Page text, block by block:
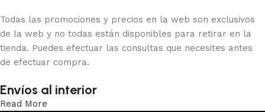
Todas las promociones y precios en la web son exclusivos
de la web y no todas están disponibles para retirar en la
tienda. Puedes efectuar las consultas que necesites antes
de efectuar compra.
Envíos al interior
Read More